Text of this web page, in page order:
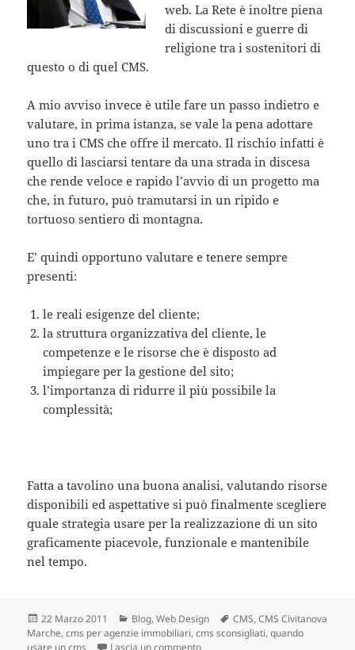
web. La Rete è inoltre piena
di discussioni e guerre di
religione tra i sostenitori di
questo o di quel CMS.
A mio avviso invece è utile fare un passo indietro e
valutare, in prima istanza, se vale la pena adottare
uno tra i CMS che offre il mercato. Il rischio infatti è
quello di lasciarsi tentare da una strada in discesa
che rende veloce e rapido l’avvio di un progetto ma
che, in futuro, può tramutarsi in un ripido e
tortuoso sentiero di montagna.
E’ quindi opportuno valutare e tenere sempre
presenti:
le reali esigenze del cliente;
la struttura organizzativa del cliente, le
competenze e le risorse che è disposto ad
impiegare per la gestione del sito;
l’importanza di ridurre il più possibile la
complessità;
Fatta a tavolino una buona analisi, valutando risorse
disponibili ed aspettative si può finalmente scegliere
quale strategia usare per la realizzazione di un sito
graficamente piacevole, funzionale e mantenibile
nel tempo.
Scritto
il
22 Marzo 2011 Categorie
Blog,Web Design Tag
CMS,CMS Civitanova
Marche,cms per agenzie immobiliari,cms sconsigliati,quando
usare un cms
Lascia un commento